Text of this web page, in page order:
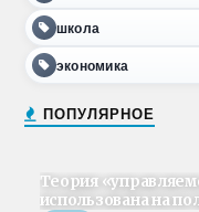
школа
экономика
ПОПУЛЯРНОЕ
Теория
использована на